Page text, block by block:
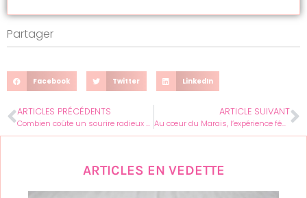
Partager
Facebook Twitter LinkedIn
ARTICLES PRÉCÉDENTS
Combien coûte un sourire radieux ? les prix du blanchiment dentaire décryptés
ARTICLE SUIVANT
Au cœur du Marais, l’expérience féminine unique chez No42 Paris
ARTICLES EN VEDETTE